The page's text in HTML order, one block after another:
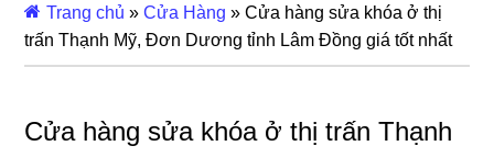
Trang chủ »Cửa Hàng »Cửa hàng sửa khóa ở thị
trấn Thạnh Mỹ, Đơn Dương tỉnh Lâm Đồng giá tốt nhất
Cửa hàng sửa khóa ở thị trấn Thạnh